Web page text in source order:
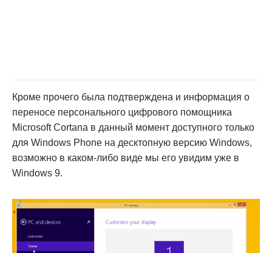
Кроме прочего была подтверждена и информация о
переносе персонального цифрового помощника
Microsoft Cortana в данный момент доступного только
для Windows Phone на десктопную версию Windows,
возможно в каком-либо виде мы его увидим уже в
Windows 9.